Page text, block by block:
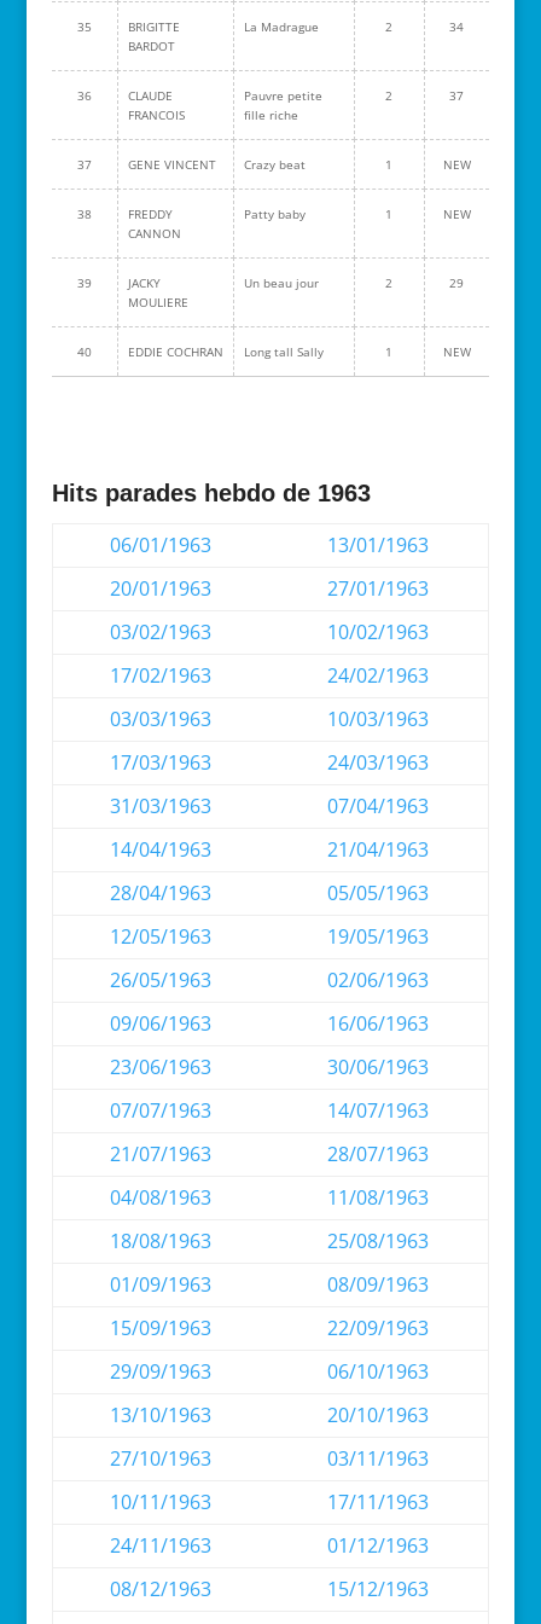
35
BRIGITTE
BARDOT
La Madrague 2 34
36
CLAUDE
FRANCOIS
Pauvre petite
fille riche
2 37
37 GENE VINCENT Crazy beat 1 NEW
38
FREDDY
CANNON
Patty baby 1 NEW
39
JACKY
MOULIERE
Un beau jour 2 29
40 EDDIE COCHRAN Long tall Sally 1 NEW
Hits parades hebdo de 1963
06/01/1963
13/01/1963
20/01/1963
27/01/1963
03/02/1963
10/02/1963
17/02/1963
24/02/1963
03/03/1963
10/03/1963
17/03/1963
24/03/1963
31/03/1963
07/04/1963
14/04/1963
21/04/1963
28/04/1963
05/05/1963
12/05/1963
19/05/1963
26/05/1963
02/06/1963
09/06/1963
16/06/1963
23/06/1963
30/06/1963
07/07/1963
14/07/1963
21/07/1963
28/07/1963
04/08/1963
11/08/1963
18/08/1963
25/08/1963
01/09/1963
08/09/1963
15/09/1963
22/09/1963
29/09/1963
06/10/1963
13/10/1963
20/10/1963
27/10/1963
03/11/1963
10/11/1963
17/11/1963
24/11/1963
01/12/1963
08/12/1963
15/12/1963